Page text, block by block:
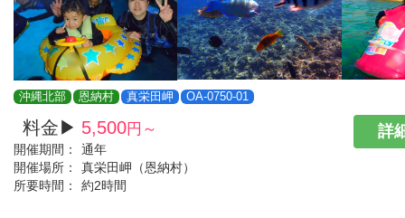
沖縄北部 恩納村 真栄田岬 OA-0750-01
料金▶ 5,500円～
開催期間：
通年
開催場所：
真栄田岬（恩納村）
所要時間：
約2時間
詳